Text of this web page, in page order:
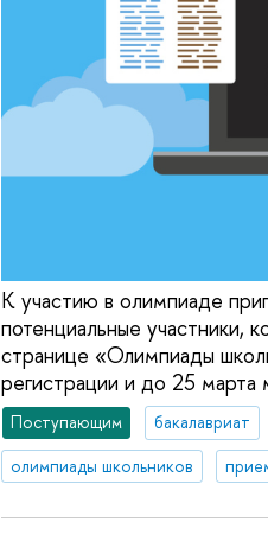
К участию в олимпиаде
потенциальные участники,
странице «Олимпиады
регистрации и до 25 марта
Поступающим бакалавриат
олимпиады школьников